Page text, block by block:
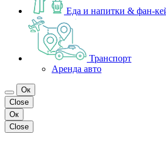
Еда и напитки & фан-
Транспорт
Аренда авто
Ок
Close
Ок
Close